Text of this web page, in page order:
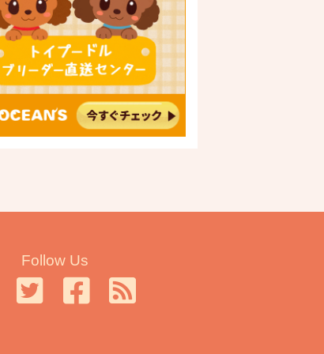
Follow Us